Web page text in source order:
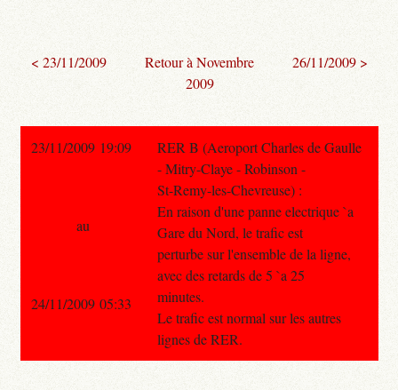
< 23/11/2009
Retour à Novembre
2009
26/11/2009 >
23/11/2009 19:09
RER B (Aeroport Charles de Gaulle
- Mitry-Claye - Robinson -
St-Remy-les-Chevreuse) :
En raison d'une panne electrique `a
Gare du Nord, le trafic est
perturbe sur l'ensemble de la ligne,
avec des retards de 5 `a 25
minutes.
Le trafic est normal sur les autres
lignes de RER.
au
24/11/2009 05:33